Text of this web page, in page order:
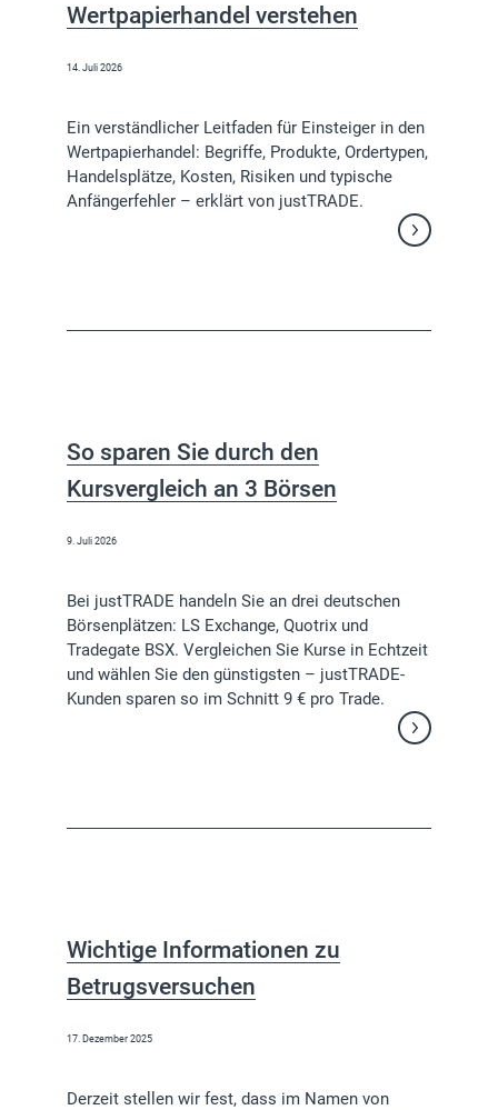
Wertpapierhandel verstehen
14. Juli 2026
Ein verständlicher Leitfaden für Einsteiger in den
Wertpapierhandel: Begriffe, Produkte, Ordertypen,
Handelsplätze, Kosten, Risiken und typische
Anfängerfehler – erklärt von justTRADE.
Weiterlesen
So sparen Sie durch den
Kursvergleich an 3 Börsen
9. Juli 2026
Bei justTRADE handeln Sie an drei deutschen
Börsenplätzen: LS Exchange, Quotrix und
Tradegate BSX. Vergleichen Sie Kurse in Echtzeit
und wählen Sie den günstigsten – justTRADE-
Kunden sparen so im Schnitt 9 € pro Trade.
Weiterlesen
Wichtige Informationen zu
Betrugsversuchen
17. Dezember 2025
Derzeit stellen wir fest, dass im Namen von